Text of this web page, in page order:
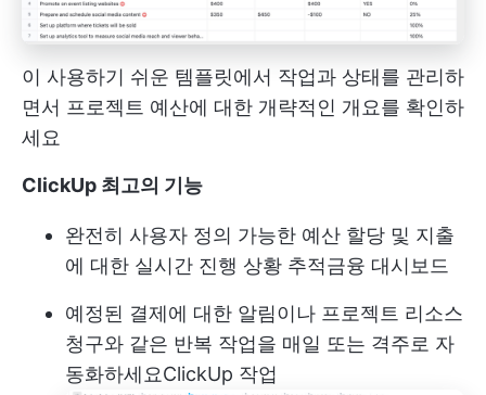
이 사용하기 쉬운 템플릿에서 작업과 상태를 관리하
면서 프로젝트 예산에 대한 개략적인 개요를 확인하
세요
ClickUp 최고의 기능
완전히 사용자 정의 가능한 예산 할당 및 지출
에 대한 실시간 진행 상황 추적금융 대시보드
예정된 결제에 대한 알림이나 프로젝트 리소스
청구와 같은 반복 작업을 매일 또는 격주로 자
동화하세요ClickUp 작업